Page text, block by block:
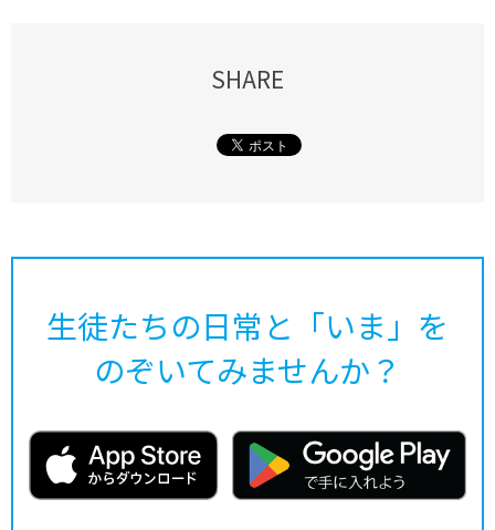
SHARE
生徒たちの日常と「いま」を
のぞいてみませんか？